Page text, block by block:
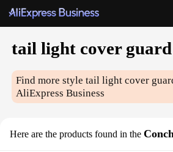
tail light cover guard
Find more styletail light cover
AliExpress Business
Here are the products found in the